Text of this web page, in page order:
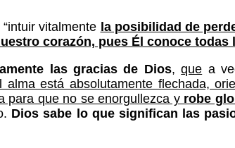
vitalmente la posibilidad de
corazón, pues Él conoce todas
las gracias de Dios,que a
alma está absolutamente flechada,
para que no se enorgullezca y robe
Dios sabe lo que significan las